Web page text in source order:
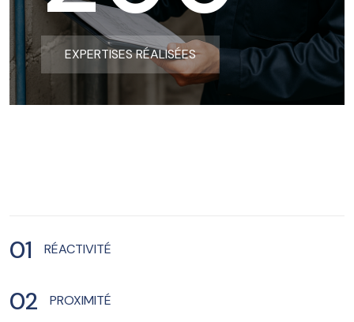
EXPERTISES RÉALISÉES
01 RÉACTIVITÉ
02 PROXIMITÉ